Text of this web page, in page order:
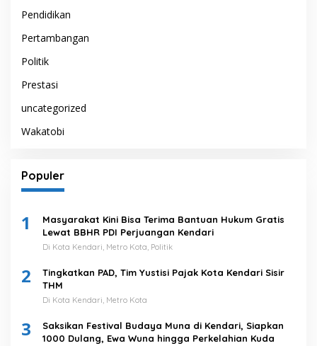
Pendidikan
Pertambangan
Politik
Prestasi
uncategorized
Wakatobi
Populer
1
Masyarakat Kini Bisa Terima Bantuan Hukum Gratis
Lewat BBHR PDI Perjuangan Kendari
Di Kota Kendari, Metro Kota, Politik
2
Tingkatkan PAD, Tim Yustisi Pajak Kota Kendari Sisir
THM
Di Kota Kendari, Metro Kota
3
Saksikan Festival Budaya Muna di Kendari, Siapkan
1000 Dulang, Ewa Wuna hingga Perkelahian Kuda